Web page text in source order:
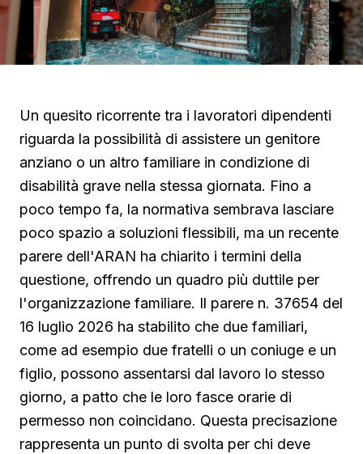
Un quesito ricorrente tra i lavoratori dipendenti
riguarda la possibilità di assistere un genitore
anziano o un altro familiare in condizione di
disabilità grave nella stessa giornata. Fino a
poco tempo fa, la normativa sembrava lasciare
poco spazio a soluzioni flessibili, ma un recente
parere dell'ARAN ha chiarito i termini della
questione, offrendo un quadro più duttile per
l'organizzazione familiare. Il parere n. 37654 del
16 luglio 2026 ha stabilito che due familiari,
come ad esempio due fratelli o un coniuge e un
figlio, possono assentarsi dal lavoro lo stesso
giorno, a patto che le loro fasce orarie di
permesso non coincidano. Questa precisazione
rappresenta un punto di svolta per chi deve